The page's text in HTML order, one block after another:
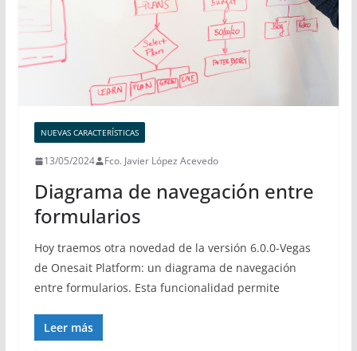
NUEVAS CARACTERÍSTICAS
13/05/2024 Fco. Javier López Acevedo
Diagrama de navegación entre
formularios
Hoy traemos otra novedad de la versión 6.0.0-Vegas
de Onesait Platform: un diagrama de navegación
entre formularios. Esta funcionalidad permite
Leer más